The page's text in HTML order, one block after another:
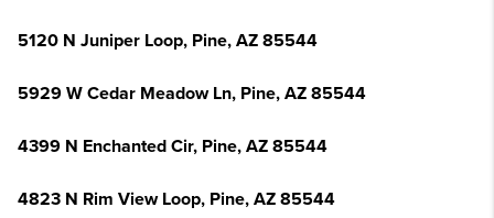
5120 N Juniper Loop, Pine, AZ 85544
5929 W Cedar Meadow Ln, Pine, AZ 85544
4399 N Enchanted Cir, Pine, AZ 85544
4823 N Rim View Loop, Pine, AZ 85544